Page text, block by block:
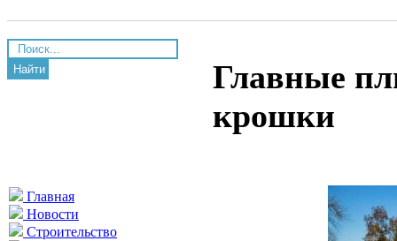
Найти
Главная
Новости
Строительство
Главные
крошки